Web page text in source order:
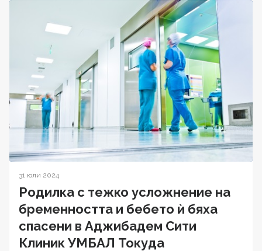
31 юли 2024
Родилка с тежко усложнение на
бременността и бебето ѝ бяха
спасени в Аджибадем Сити
Клиник УМБАЛ Токуда